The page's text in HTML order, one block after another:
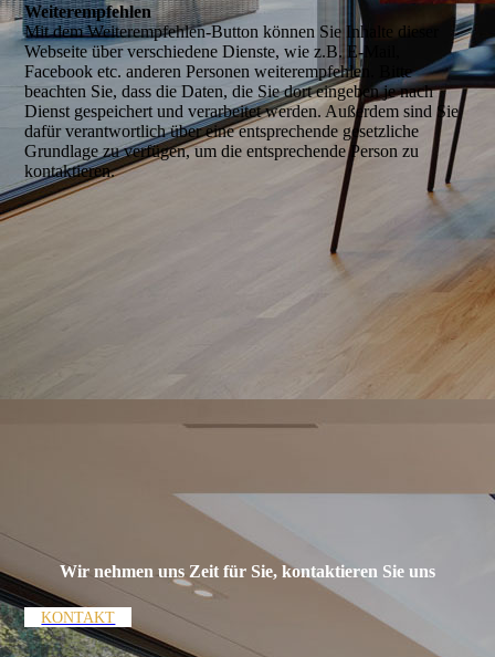
Weiterempfehlen
Mit dem Weiterempfehlen-Button können Sie Inhalte dieser
Webseite über verschiedene Dienste, wie z.B. E-Mail,
Facebook etc. anderen Personen weiterempfehlen. Bitte
beachten Sie, dass die Daten, die Sie dort eingeben je nach
Dienst gespeichert und verarbeitet werden. Außerdem sind Sie
dafür verantwortlich über eine entsprechende gesetzliche
Grundlage zu verfügen, um die entsprechende Person zu
kontaktieren.
Wir nehmen uns Zeit für Sie, kontaktieren Sie uns
KONTAKT